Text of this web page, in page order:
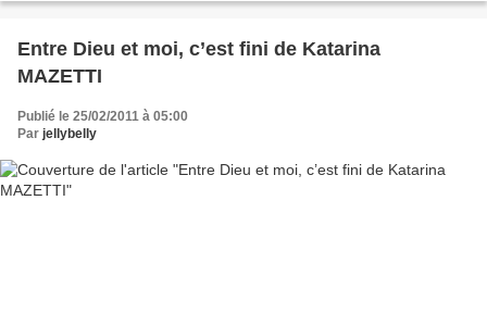
Entre Dieu et moi, c’est fini de Katarina
MAZETTI
Publié le 25/02/2011 à 05:00
Par jellybelly